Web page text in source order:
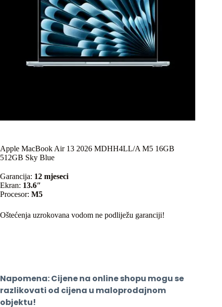
Apple MacBook Air 13 2026 MDHH4LL/A M5 16GB
512GB Sky Blue
Garancija: 12 mjeseci
Ekran: 13.6″
Procesor: M5
Oštećenja uzrokovana vodom ne podliježu garanciji!
Napomena: Cijene na online shopu mogu se
razlikovati od cijena u maloprodajnom
objektu!